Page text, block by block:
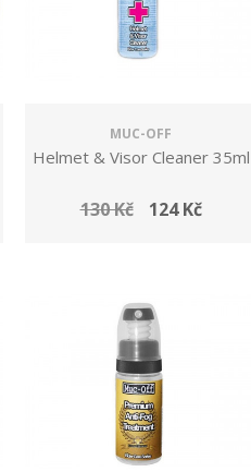
MUC-OFF
Helmet & Visor Cleaner 35ml
130 Kč 124 Kč